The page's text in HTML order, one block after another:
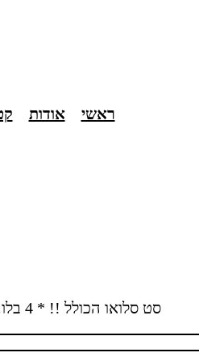
ראשי אודות
סט סלואו הכולל !! * 4 בלונים מתפוצצים * 2 קונפטי (במידה ובעל האולם מסכים) * בועות סבון * קרח יבש